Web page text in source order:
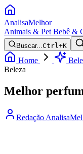
AnalisaMelhor
Animais & Pet Bebê &
Buscar...Ctrl+K
Home
Beleza
Melhor
Redação